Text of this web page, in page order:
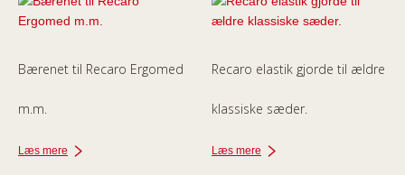
Bærenet til Recaro Ergomed
m.m.
Læs mere
Recaro elastik gjorde til ældre
klassiske sæder.
Læs mere